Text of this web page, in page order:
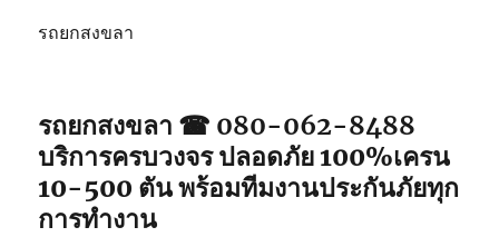
รถยกสงขลา
รถยกสงขลา ☎ 080-062-8488
บริการครบวงจร ปลอดภัย 100%เครน
10-500 ตัน พร้อมทีมงานประกันภัยทุก
การทำงาน